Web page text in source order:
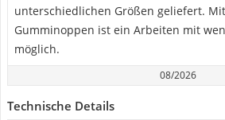
unterschiedlichen Größen geliefert.
Gumminoppen ist ein Arbeiten mit
möglich.
08/2026
Technische Details